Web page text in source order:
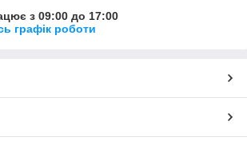
з 09:00 до 17:00
графік роботи